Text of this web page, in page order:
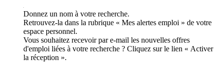
Donnez un nom à votre recherche.
Retrouvez-la dans la rubrique « Mes alertes emploi » de votre
espace personnel.
Vous souhaitez recevoir par e-mail les nouvelles offres
d'emploi liées à votre recherche ? Cliquez sur le lien « Activer
la réception ».